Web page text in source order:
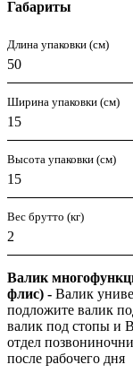
Габариты
Длина упаковки (см)
50
Ширина упаковки (см)
15
Высота упаковки (см)
15
Вес брутто (кг)
2
Валик
флис) - Валик
подложите валик
валик под стопы и
отдел
после рабочего дня